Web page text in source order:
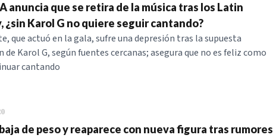
anuncia que se retira de la música tras los Latin
¿sin Karol G no quiere seguir cantando?
que actuó en la gala, sufre una depresión tras la supuesta
de Karol G, según fuentes cercanas; asegura que no es feliz como
cantando
de peso y reaparece con nueva figura tras rumores